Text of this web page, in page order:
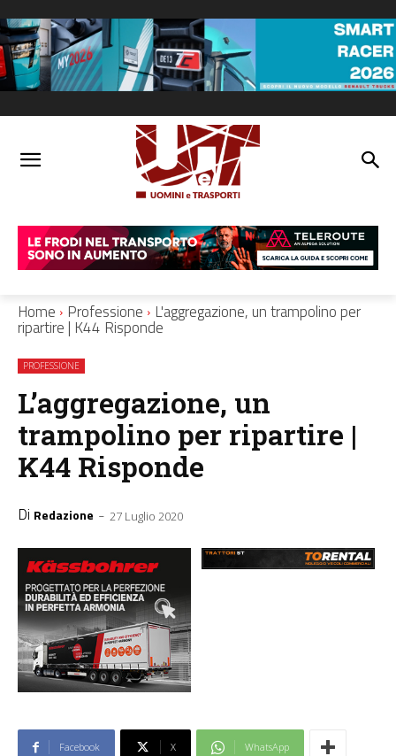
Home Professione L'aggregazione, un trampolino per
ripartire | K44 Risponde
PROFESSIONE
L’aggregazione, un
trampolino per ripartire |
K44 Risponde
Di Redazione - 27 Luglio 2020
Facebook X WhatsApp